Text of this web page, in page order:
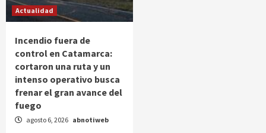
Actualidad
Incendio fuera de
control en Catamarca:
cortaron una ruta y un
intenso operativo busca
frenar el gran avance del
fuego
agosto 6, 2026 abnotiweb